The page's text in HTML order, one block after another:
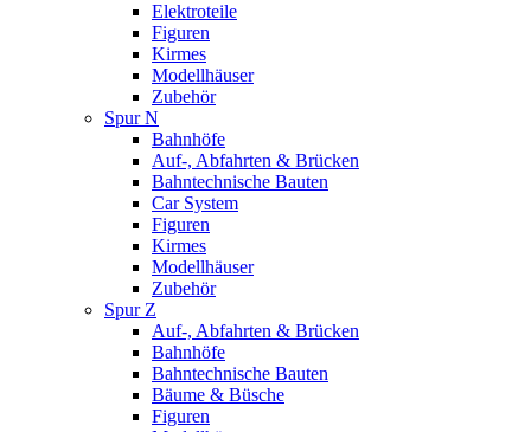
Elektroteile
Figuren
Kirmes
Modellhäuser
Zubehör
Spur N
Bahnhöfe
Auf-, Abfahrten & Brücken
Bahntechnische Bauten
Car System
Figuren
Kirmes
Modellhäuser
Zubehör
Spur Z
Auf-, Abfahrten & Brücken
Bahnhöfe
Bahntechnische Bauten
Bäume & Büsche
Figuren